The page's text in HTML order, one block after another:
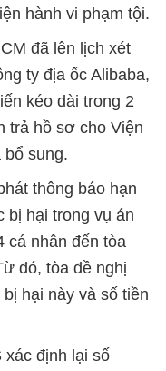
hành vi phạm tội.
đã lên lịch xét
ty địa ốc Alibaba,
kéo dài trong 2
trả hồ sơ cho Viện
bổ sung.
thông báo hạn
bị hại trong vụ án
cá nhân đến tòa
đó, tòa đề nghị
hại này và số tiền
xác định lại số